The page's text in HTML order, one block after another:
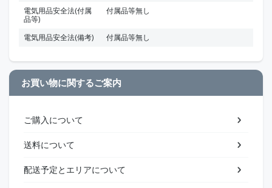
電気用品安全法(付属
品等)
付属品等無し
電気用品安全法(備考) 付属品等無し
お買い物に関するご案内
ご購入について
送料について
配送予定とエリアについて